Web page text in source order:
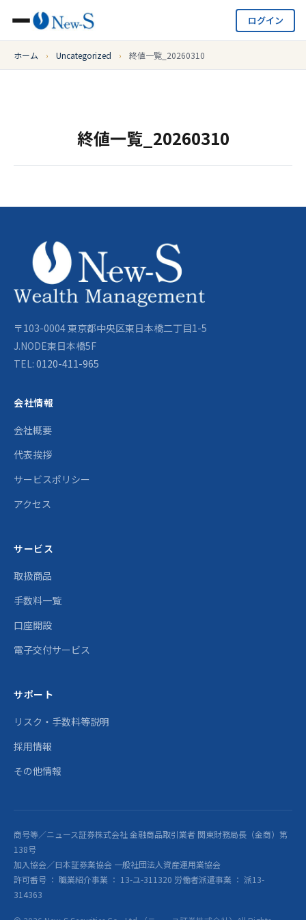
ログイン
ホーム › Uncategorized › 終値一覧_20260310
終値一覧_20260310
〒103-0004 東京都中央区東日本橋二丁目1-5
J.NODE東日本橋5F
TEL: 0120-411-965
会社情報
会社概要
代表挨拶
サービスポリシー
アクセス
サービス
取扱商品
手数料一覧
口座開設
電子交付サービス
サポート
リスク・手数料等説明
採用情報
その他情報
商号等／ニュース証券株式会社 金融商品取引業者 関東財務局長（金商）第
138号
加入協会／日本証券業協会 一般社団法人資産運用業協会
許可番号 ： 職業紹介事業 ： 13-ユ-311320 労働者派遣事業 ： 派13-
314363